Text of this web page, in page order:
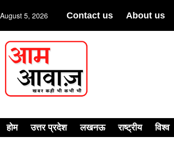
August 5, 2026 Contact us About us
होम उत्तर प्रदेश लखनऊ राष्ट्रीय विश्व